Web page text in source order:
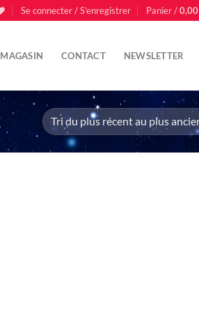
Se connecter / S’enregistrer Panier /0,00
MAGASIN CONTACT NEWSLETTER